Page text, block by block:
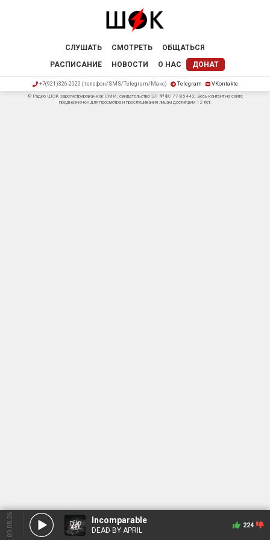
СЛУШАТЬ СМОТРЕТЬ
ОБЩАТЬСЯ
РАСПИСАНИЕ
НОВОСТИ О НАС ДОНАТ
+7(921)326-2020 (телефон/SMS/Telegram/Макс) Telegram VKontakte
© Радио ШОК зарегистрирован как СМИ, свидетельство ЭЛ № ФС 77-85442. Весь контент на сайте
предназначен для просмотра и прослушивания лицам достигшим 12 лет.
09.08.26 Incomparable
DEAD BY APRIL
224